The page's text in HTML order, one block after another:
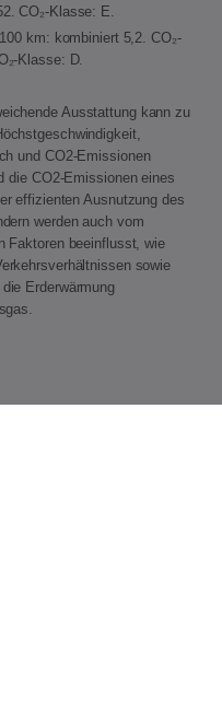
CO₂-Klasse: E.
km: kombiniert 5,2. CO₂-
Klasse: D.
Ausstattung kann zu
und CO2-Emissionen
die CO2-Emissionen eines
effizienten Ausnutzung des
werden auch vom
Faktoren beeinflusst, wie
sowie
Erderwärmung